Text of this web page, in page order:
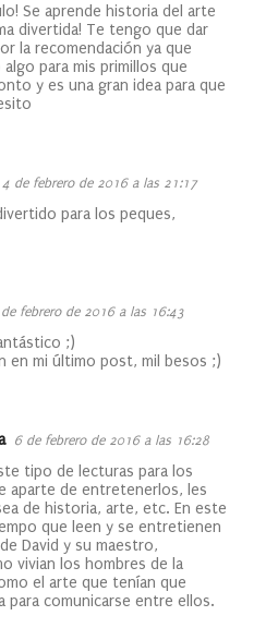
Se aprende historia del arte
divertida! Te tengo que dar
la recomendación ya que
para mis primillos que
y es una gran idea para que
4 de febrero de 2016 a las 21:17
para los peques,
febrero de 2016 a las 16:43
;)
en mi último post, mil besos ;)
6 de febrero de 2016 a las 16:28
tipo de lecturas para los
aparte de entretenerlos, les
de historia, arte, etc. En este
que leen y se entretienen
David y su maestro,
vivian los hombres de la
el arte que tenían que
para comunicarse entre ellos.